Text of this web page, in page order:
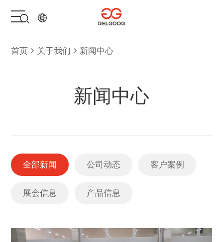
首页
关于我们
联系我们
首页 关于我们 新闻中心
新闻中心
全部新闻 公司动态 客户案例
展会信息 产品信息